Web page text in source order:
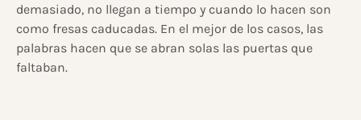
demasiado, no llegan a tiempo y cuando lo hacen son
como fresas caducadas. En el mejor de los casos, las
palabras hacen que se abran solas las puertas que
faltaban.